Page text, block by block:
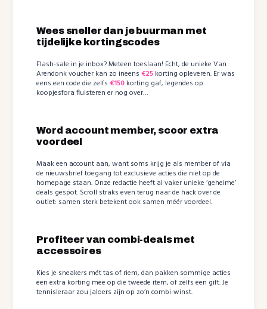
Wees sneller dan je buurman met
tijdelijke kortingscodes
Flash-sale in je inbox? Meteen toeslaan! Echt, de unieke Van
Arendonk voucher kan zo ineens€25 korting opleveren. Er was
eens een code die zelfs€150 korting gaf, legendes op
koopjesfora fluisteren er nog over…
Word account member, scoor extra
voordeel
Maak een account aan, want soms krijg je als member of via
de nieuwsbrief toegang tot exclusieve acties die niet op de
homepage staan. Onze redactie heeft al vaker unieke ‘geheime’
deals gespot. Scroll straks even terug naar de hack over de
outlet: samen sterk betekent ook samen méér voordeel.
Profiteer van combi-deals met
accessoires
Kies je sneakers mét tas of riem, dan pakken sommige acties
een extra korting mee op die tweede item, of zelfs een gift. Je
tennisleraar zou jaloers zijn op zo’n combi-winst.